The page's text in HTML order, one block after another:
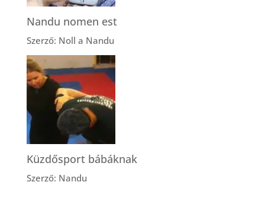
Nandu nomen est
Szerző: Noll a Nandu
Küzdősport bábáknak
Szerző: Nandu